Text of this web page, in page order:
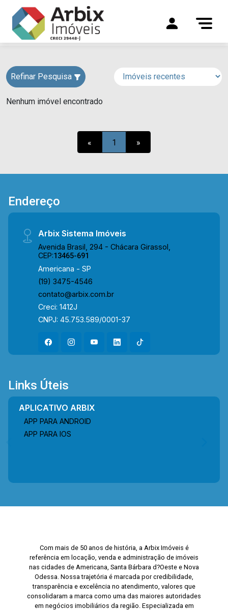
Refinar Pesquisa
Nenhum imóvel encontrado
« 1 »
Endereço
Arbix Sistema Imóveis
Avenida Brasil, 294 - Chácara Girassol,
CEP:13465-691
Americana - SP
(19) 3475-4546
contato@arbix.com.br
Creci: 1412J
CNPJ: 45.753.589/0001-37
Links Úteis
APLICATIVO ARBIX
APP PARA ANDROID
APP PARA IOS
Com mais de 50 anos de história, a Arbix Imóveis é
referência em locação, venda e administração de imóveis
nas cidades de Americana, Santa Bárbara d?Oeste e Nova
Odessa. Nossa trajetória é marcada por credibilidade,
transparência e excelência no atendimento, valores que
consolidaram a marca como uma das maiores autoridades
em negócios imobiliários da região. Especializada em